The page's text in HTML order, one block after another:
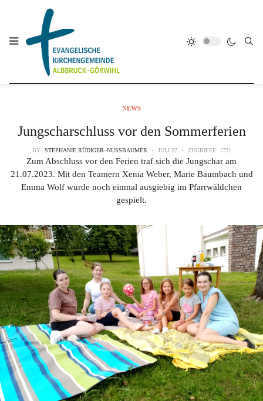
NEWS
Jungscharschluss vor den Sommerferien
BY STEPHANIE RÜDIGER–NUSSBAUMER JULI 27 ZUGRIFFE: 1721
Zum Abschluss vor den Ferien traf sich die Jungschar am
21.07.2023. Mit den Teamern Xenia Weber, Marie Baumbach und
Emma Wolf wurde noch einmal ausgiebig im Pfarrwäldchen
gespielt.